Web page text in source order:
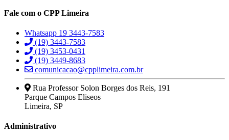
Fale com o CPP Limeira
Whatsapp 19 3443-7583
(19) 3443-7583
(19) 3453-0431
(19) 3449-8683
comunicacao@cpplimeira.com.br
Rua Professor Solon Borges dos Reis, 191
Parque Campos Eliseos
Limeira, SP
Administrativo